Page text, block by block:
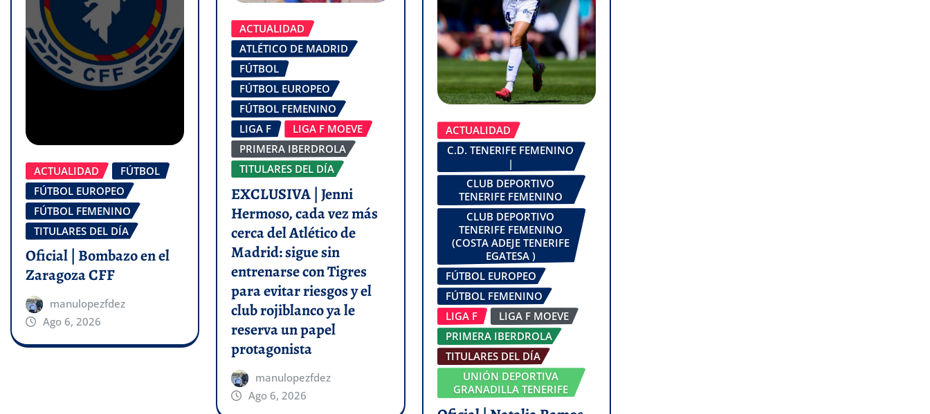
ACTUALIDAD
FÚTBOL
FÚTBOL EUROPEO
FÚTBOL FEMENINO
TITULARES DEL DÍA
Oficial | Bombazo en el
Zaragoza CFF
manulopezfdez
Ago 6, 2026
ACTUALIDAD
ATLÉTICO DE MADRID
FÚTBOL
FÚTBOL EUROPEO
FÚTBOL FEMENINO
LIGA F
LIGA F MOEVE
PRIMERA IBERDROLA
TITULARES DEL DÍA
EXCLUSIVA | Jenni
Hermoso, cada vez más
cerca del Atlético de
Madrid: sigue sin
entrenarse con Tigres
para evitar riesgos y el
club rojiblanco ya le
reserva un papel
protagonista
manulopezfdez
Ago 6, 2026
ACTUALIDAD
C.D. TENERIFE FEMENINO
|
CLUB DEPORTIVO
TENERIFE FEMENINO
CLUB DEPORTIVO
TENERIFE FEMENINO
(COSTA ADEJE TENERIFE
EGATESA )
FÚTBOL EUROPEO
FÚTBOL FEMENINO
LIGA F
LIGA F MOEVE
PRIMERA IBERDROLA
TITULARES DEL DÍA
UNIÓN DEPORTIVA
GRANADILLA TENERIFE